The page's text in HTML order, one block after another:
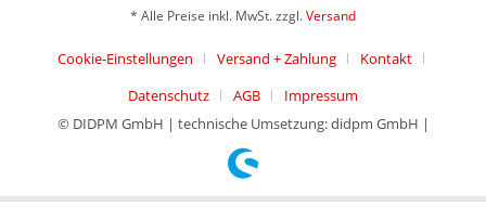
* Alle Preise inkl. MwSt. zzgl.Versand
Cookie-Einstellungen Versand + Zahlung
Kontakt
Datenschutz
AGB
Impressum
© DIDPM GmbH | technische Umsetzung: didpm GmbH |